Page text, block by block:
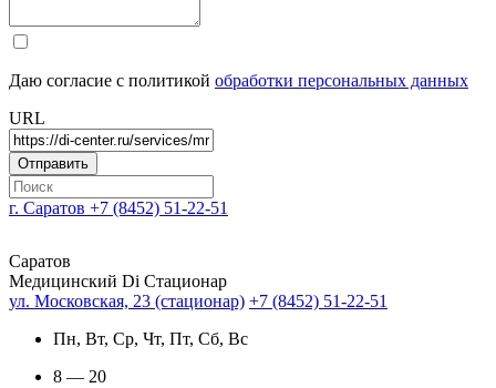
Даю согласие с политикой обработки персональных данных
URL
г. Саратов +7 (8452) 51-22-51
Саратов
Медицинский Di Стационар
ул. Московская, 23 (стационар) +7 (8452) 51-22-51
Пн, Вт, Ср, Чт, Пт, Сб, Вс
8 — 20